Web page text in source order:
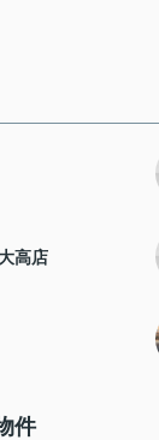
高店
件